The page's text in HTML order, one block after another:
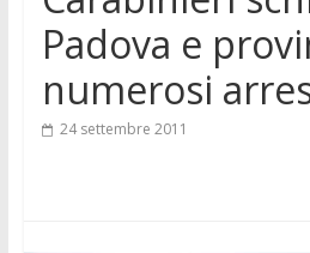
Padova e
numerosi
24 settembre 2011